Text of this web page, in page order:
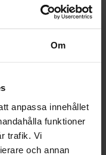
Om
anpassa innehållet
funktioner
trafik. Vi
och annan